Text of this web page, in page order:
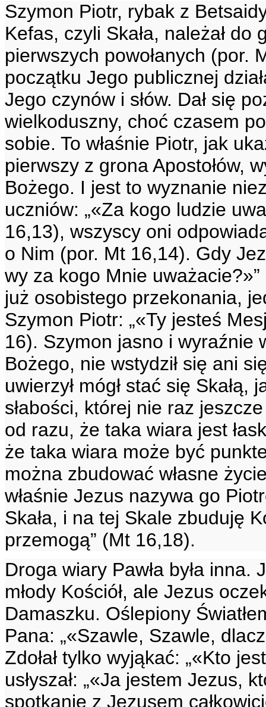
Szymon Piotr, rybak z
Kefas, czyli Skała, należał
pierwszych powołanych (por.
początku Jego publicznej
Jego czynów i słów. Dał się
wielkoduszny, choć czasem
sobie. To właśnie Piotr, jak
pierwszy z grona Apostołów,
Bożego. I jest to wyznanie
uczniów: „«Za kogo ludzie
16,13), wszyscy oni
o Nim (por. Mt 16,14). Gdy
wy za kogo Mnie
już osobistego przekonania,
Szymon Piotr: „«Ty jesteś
16). Szymon jasno i wyraźnie
Bożego, nie wstydził się ani
uwierzył mógł stać się
słabości, której nie raz
od razu, że taka wiara jest
że taka wiara może być
można zbudować własne
właśnie Jezus nazywa go
Skała, i na tej Skale zbuduję
przemogą” (Mt 16,18).
Droga wiary Pawła była
młody Kościół, ale Jezus
Damaszku. Oślepiony
Pana: „«Szawle, Szawle,
Zdołał tylko wyjąkać: „«Kto
usłyszał: „«Ja jestem Jezus,
spotkanie z Jezusem